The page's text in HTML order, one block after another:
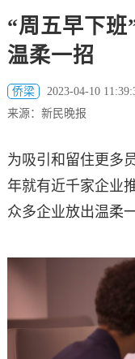
“周五早下
温柔一招
侨梁
2023-04-10
来源：新民晚报
为吸引和留住更多
年就有近千家企业
众多企业放出温柔